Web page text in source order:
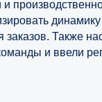
и
Также
и ввели